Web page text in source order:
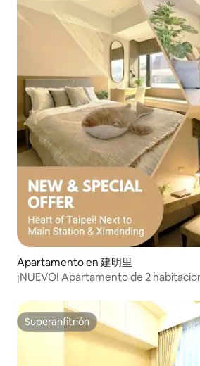
Apartamento en 建明里
¡NUEVO! Apartamento de 2
Taipéi, cerca del mercado nocturno
llegar a todas partes, ¡con descuento
largo plazo!
Superanfitrión
Superanfitrión